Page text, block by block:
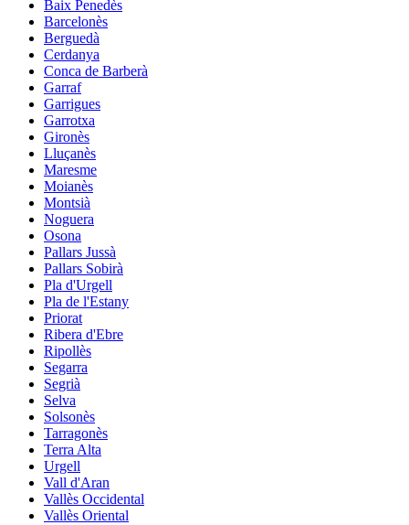
Baix Penedès
Barcelonès
Berguedà
Cerdanya
Conca de Barberà
Garraf
Garrigues
Garrotxa
Gironès
Lluçanès
Maresme
Moianès
Montsià
Noguera
Osona
Pallars Jussà
Pallars Sobirà
Pla d'Urgell
Pla de l'Estany
Priorat
Ribera d'Ebre
Ripollès
Segarra
Segrià
Selva
Solsonès
Tarragonès
Terra Alta
Urgell
Vall d'Aran
Vallès Occidental
Vallès Oriental